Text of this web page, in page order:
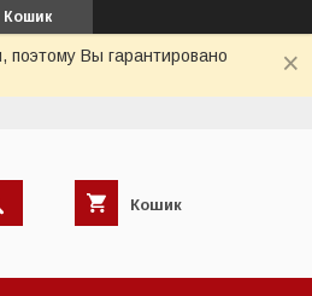
Кошик
Вы гарантировано
Кошик